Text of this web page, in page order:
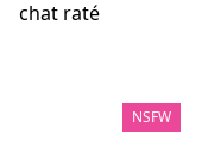
NSFW